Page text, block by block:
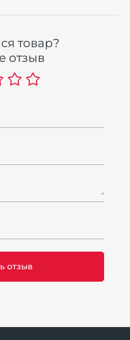
товар?
отзыв